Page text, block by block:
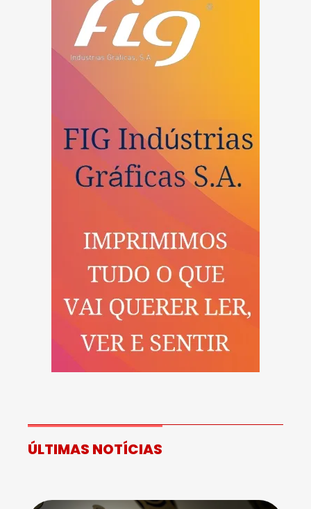
ÚLTIMAS NOTÍCIAS